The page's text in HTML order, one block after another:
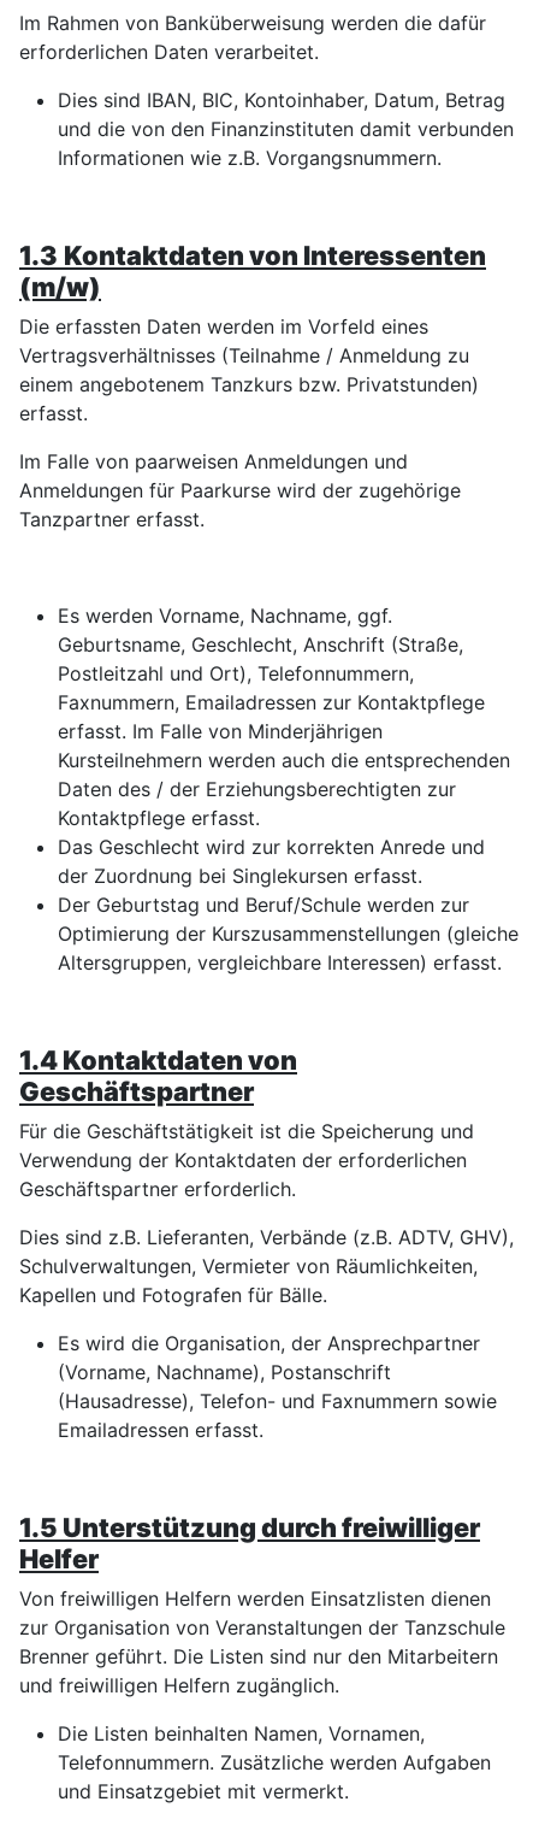
Im Rahmen von Banküberweisung werden die dafür
erforderlichen Daten verarbeitet.
Dies sind IBAN, BIC, Kontoinhaber, Datum, Betrag
und die von den Finanzinstituten damit verbunden
Informationen wie z.B. Vorgangsnummern.
1.3 Kontaktdaten von Interessenten
(m/w)
Die erfassten Daten werden im Vorfeld eines
Vertragsverhältnisses (Teilnahme / Anmeldung zu
einem angebotenem Tanzkurs bzw. Privatstunden)
erfasst.
Im Falle von paarweisen Anmeldungen und
Anmeldungen für Paarkurse wird der zugehörige
Tanzpartner erfasst.
Es werden Vorname, Nachname, ggf.
Geburtsname, Geschlecht, Anschrift (Straße,
Postleitzahl und Ort), Telefonnummern,
Faxnummern, Emailadressen zur Kontaktpflege
erfasst. Im Falle von Minderjährigen
Kursteilnehmern werden auch die entsprechenden
Daten des / der Erziehungsberechtigten zur
Kontaktpflege erfasst.
Das Geschlecht wird zur korrekten Anrede und
der Zuordnung bei Singlekursen erfasst.
Der Geburtstag und Beruf/Schule werden zur
Optimierung der Kurszusammenstellungen (gleiche
Altersgruppen, vergleichbare Interessen) erfasst.
1.4Kontaktdaten von
Geschäftspartner
Für die Geschäftstätigkeit ist die Speicherung und
Verwendung der Kontaktdaten der erforderlichen
Geschäftspartner erforderlich.
Dies sind z.B. Lieferanten, Verbände (z.B. ADTV, GHV),
Schulverwaltungen, Vermieter von Räumlichkeiten,
Kapellen und Fotografen für Bälle.
Es wird die Organisation, der Ansprechpartner
(Vorname, Nachname), Postanschrift
(Hausadresse), Telefon- und Faxnummern sowie
Emailadressen erfasst.
1.5 Unterstützung durch freiwilliger
Helfer
Von freiwilligen Helfern werden Einsatzlisten dienen
zur Organisation von Veranstaltungen der Tanzschule
Brenner geführt. Die Listen sind nur den Mitarbeitern
und freiwilligen Helfern zugänglich.
Die Listen beinhalten Namen, Vornamen,
Telefonnummern. Zusätzliche werden Aufgaben
und Einsatzgebiet mit vermerkt.